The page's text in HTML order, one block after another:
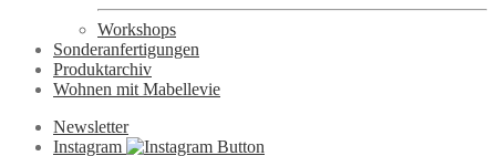
Workshops
Sonderanfertigungen
Produktarchiv
Wohnen mit Mabellevie
Newsletter
Instagram